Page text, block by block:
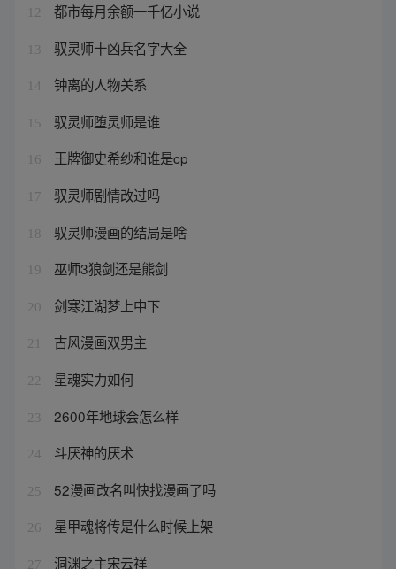
12 都市每月余额一千亿小说
13 驭灵师十凶兵名字大全
14 钟离的人物关系
15 驭灵师堕灵师是谁
16 王牌御史希纱和谁是cp
17 驭灵师剧情改过吗
18 驭灵师漫画的结局是啥
19 巫师3狼剑还是熊剑
20 剑寒江湖梦上中下
21 古风漫画双男主
22 星魂实力如何
23 2600年地球会怎么样
24 斗厌神的厌术
25 52漫画改名叫快找漫画了吗
26 星甲魂将传是什么时候上架
27 洞渊之主宋云祥